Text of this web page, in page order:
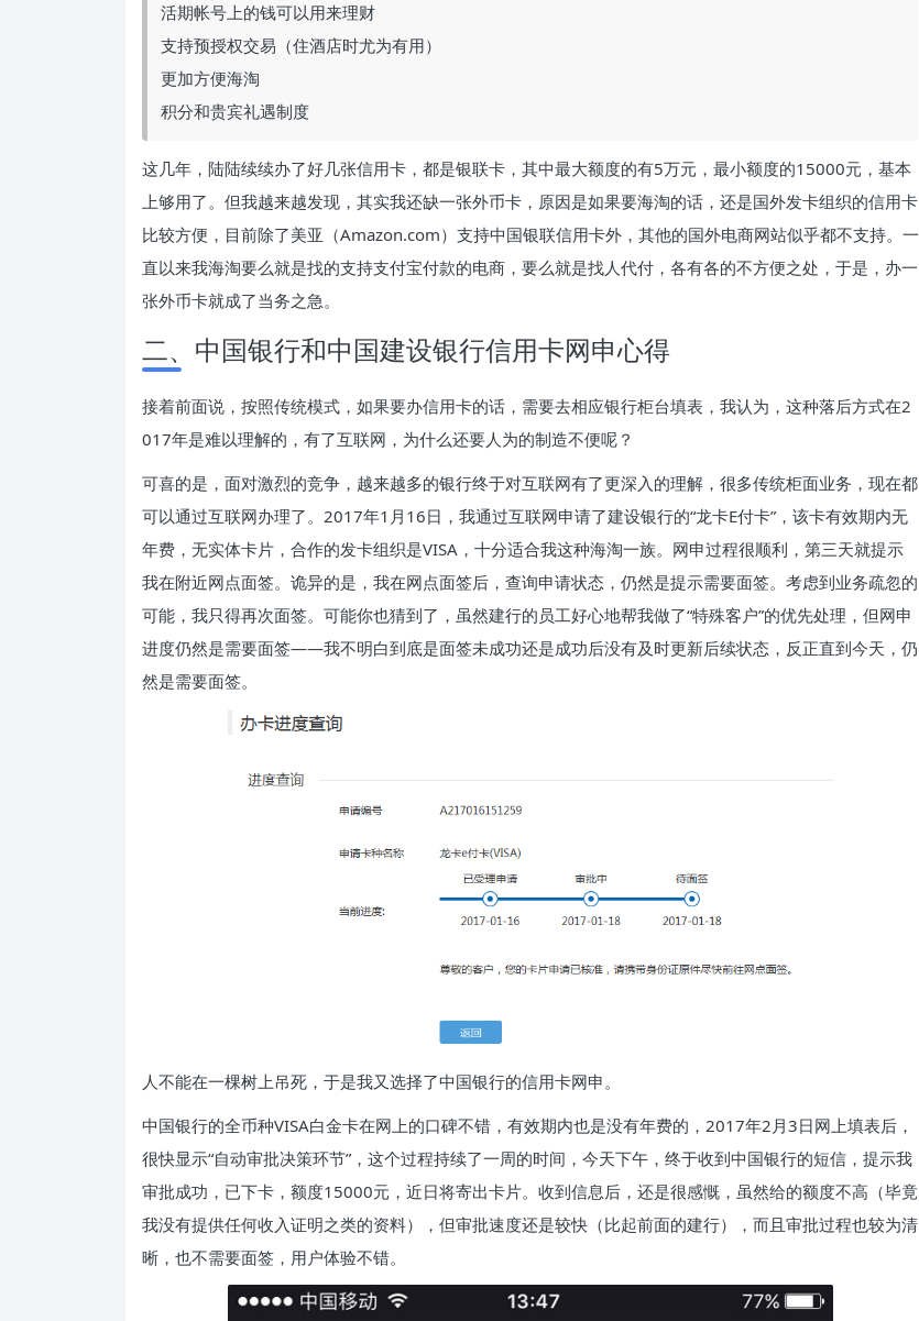
活期帐号上的钱可以用来理财
支持预授权交易（住酒店时尤为有用）
更加方便海淘
积分和贵宾礼遇制度
这几年，陆陆续续办了好几张信用卡，都是银联卡，其中最大额度的有5万元，最小额度的15000元，基本
上够用了。但我越来越发现，其实我还缺一张外币卡，原因是如果要海淘的话，还是国外发卡组织的信用卡
比较方便，目前除了美亚（Amazon.com）支持中国银联信用卡外，其他的国外电商网站似乎都不支持。一
直以来我海淘要么就是找的支持支付宝付款的电商，要么就是找人代付，各有各的不方便之处，于是，办一
张外币卡就成了当务之急。
二、中国银行和中国建设银行信用卡网申心得
接着前面说，按照传统模式，如果要办信用卡的话，需要去相应银行柜台填表，我认为，这种落后方式在2
017年是难以理解的，有了互联网，为什么还要人为的制造不便呢？
可喜的是，面对激烈的竞争，越来越多的银行终于对互联网有了更深入的理解，很多传统柜面业务，现在都
可以通过互联网办理了。2017年1月16日，我通过互联网申请了建设银行的“龙卡E付卡”，该卡有效期内无
年费，无实体卡片，合作的发卡组织是VISA，十分适合我这种海淘一族。网申过程很顺利，第三天就提示
我在附近网点面签。诡异的是，我在网点面签后，查询申请状态，仍然是提示需要面签。考虑到业务疏忽的
可能，我只得再次面签。可能你也猜到了，虽然建行的员工好心地帮我做了“特殊客户”的优先处理，但网申
进度仍然是需要面签——我不明白到底是面签未成功还是成功后没有及时更新后续状态，反正直到今天，仍
然是需要面签。
人不能在一棵树上吊死，于是我又选择了中国银行的信用卡网申。
中国银行的全币种VISA白金卡在网上的口碑不错，有效期内也是没有年费的，2017年2月3日网上填表后，
很快显示“自动审批决策环节”，这个过程持续了一周的时间，今天下午，终于收到中国银行的短信，提示我
审批成功，已下卡，额度15000元，近日将寄出卡片。收到信息后，还是很感慨，虽然给的额度不高（毕竟
我没有提供任何收入证明之类的资料），但审批速度还是较快（比起前面的建行），而且审批过程也较为清
晰，也不需要面签，用户体验不错。